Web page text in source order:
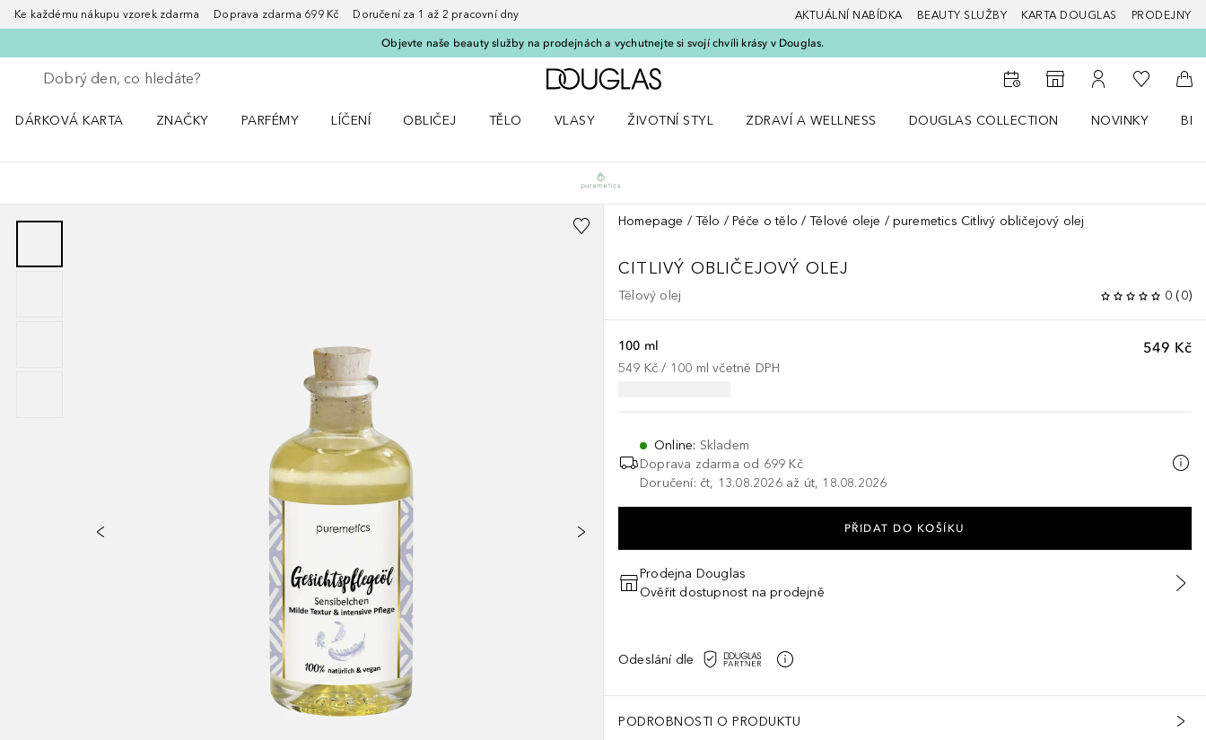
Ke každému nákupu vzorek zdarma Doprava zdarma 699 Kč Doručení za 1 až 2 pracovní dny AKTUÁLNÍ NABÍDKA BEAUTY SLUŽBY KARTA DOUGLAS PRODEJNY
Objevte naše beauty služby na prodejnách a vychutnejte si svojí chvíli krásy v Douglas.
Vraťte se
Proveďte vyhledávání
Domů
K vyhledávači prodejen
K mému účtu
K mému
Do
DÁRKOVÁ KARTA
ZNAČKY
PARFÉMY
LÍČENÍ
OBLIČEJ
TĚLO
VLASY
ŽIVOTNÍ STYL
ZDRAVÍ A WELLNESS
DOUGLAS COLLECTION
NOVINKY
Homepage Tělo Péče o tělo Tělové oleje puremetics Citlivý obličejový olej
CITLIVÝ OBLIČEJOVÝ OLEJ
Tělový olej 0 (0)
549 Kč
100 ml
549 Kč / 100 ml včetně DPH
Online: Skladem
Doprava zdarma od 699 Kč
Doručení: čt, 13.08.2026 až út, 18.08.2026
PŘIDAT DO KOŠÍKU
Prodejna Douglas
Ověřit dostupnost na prodejně
Odeslání dle
PODROBNOSTI O PRODUKTU